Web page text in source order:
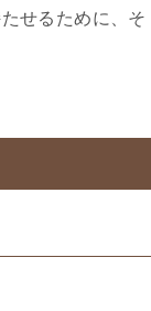
せるために、そ